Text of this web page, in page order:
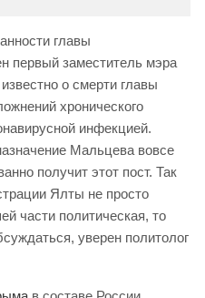
главы
первый заместитель мэра
о смерти главы
хронического
инфекцией.
Мальцева вовсе
получит этот пост. Так
Ялты не просто
части политическая, то
уверен политолог